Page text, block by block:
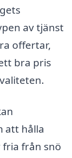
av tjänst
offertar,
bra pris
att hålla
från snö